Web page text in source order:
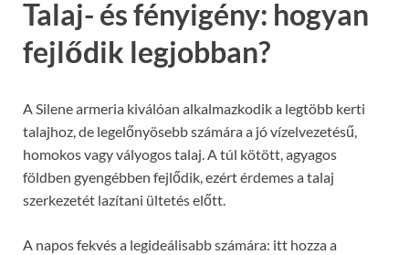
Talaj- és fényigény: hogyan
fejlődik legjobban?
A Silene armeria kiválóan alkalmazkodik a legtöbb kerti
talajhoz, de legelőnyösebb számára a jó vízelvezetésű,
homokos vagy vályogos talaj. A túl kötött, agyagos
földben gyengébben fejlődik, ezért érdemes a talaj
szerkezetét lazítani ültetés előtt.
A napos fekvés a legideálisabb számára: itt hozza a